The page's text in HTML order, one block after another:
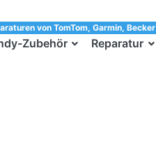
Zubehör
33!
Reparatur
von TomTom, Garmin, Becker